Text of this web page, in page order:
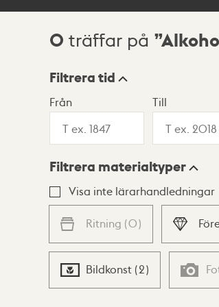
Sökresultat
0 träffar på
Visningsläge
Lista Karta
Filtrera tid
Från Till
Filtrera materialtyper
Visa inte lärarhandledningar
Ritning (0)
Bildkonst (2)